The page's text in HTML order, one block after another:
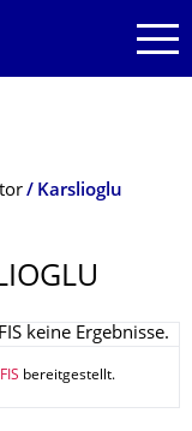
Karslioglu
keine Ergebnisse.
FIS bereitgestellt.